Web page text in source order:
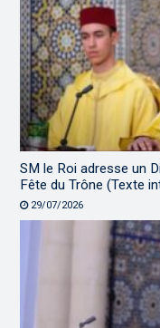
SM le Roi adresse un
Fête du Trône (Texte
29/07/2026